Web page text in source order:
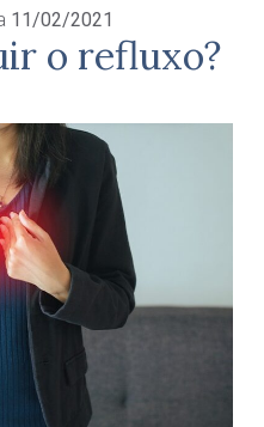
11/02/2021
o refluxo?